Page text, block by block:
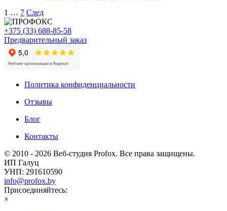
1 … 7 След
+375 (33) 688-85-58
Предварительный заказ
Политика конфиденциальности
Отзывы
Блог
Контакты
© 2010 - 2026 Веб-студия Profox. Все права защищены.
ИП Галуц
УНП: 291610590
info@profox.by
Присоединяйтесь:
×